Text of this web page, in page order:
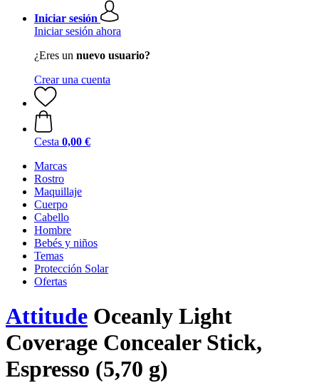
Iniciar sesión
Iniciar sesión ahora
¿Eres un nuevo usuario?
Crear una cuenta
Cesta 0,00 €
Marcas
Rostro
Maquillaje
Cuerpo
Cabello
Hombre
Bebés y niños
Temas
Protección Solar
Ofertas
Attitude Oceanly Light
Coverage Concealer Stick,
Espresso (5,70 g)